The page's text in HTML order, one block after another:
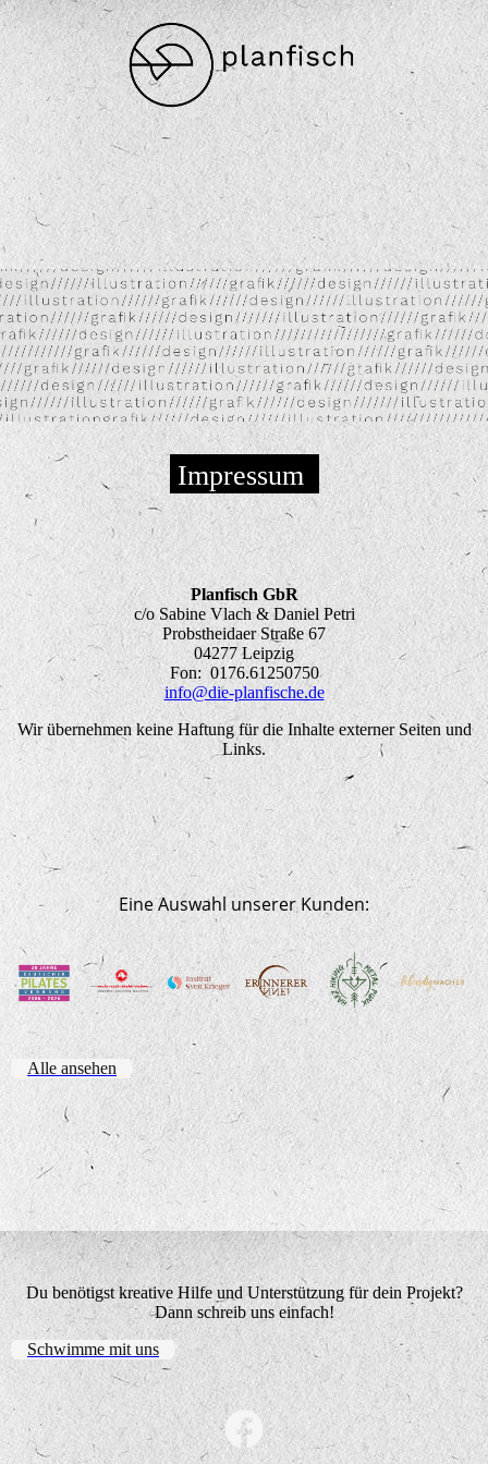
Impressum
Planfisch GbR
c/o Sabine Vlach & Daniel Petri
Probstheidaer Straße 67
04277 Leipzig
Fon: 0176.61250750
info@die-planfische.de
Wir übernehmen keine Haftung für die Inhalte externer Seiten und
Links.
Eine Auswahl unserer Kunden:
Alle ansehen
Du benötigst kreative Hilfe und Unterstützung für dein Projekt?
Dann schreib uns einfach!
Schwimme mit uns